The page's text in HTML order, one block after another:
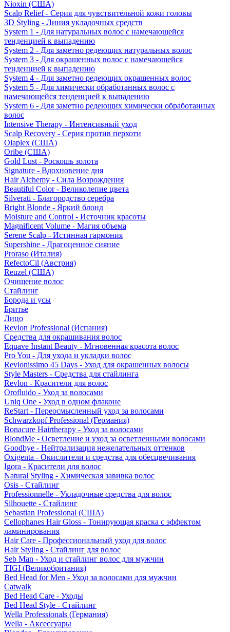
Nioxin (США)
Scalp Relief - Серия для чувствительной кожи головы
3D Styling - Линия укладочных средств
System 1 - Для натуральных волос с намечающейся
тенденцией к выпадению
System 2 - Для заметно редеющих натуральных волос
System 3 - Для окрашенных волос с намечающейся
тенденцией к выпадению
System 4 - Для заметно редеющих окрашенных волос
System 5 - Для химически обработанных волос с
намечающейся тенденцией к выпадению
System 6 - Для заметно редеющих химически обработанных
волос
Intensive Therapy - Интенсивный уход
Scalp Recovery - Серия против перхоти
Olaplex (США)
Oribe (США)
Gold Lust - Роскошь золота
Signature - Вдохновение дня
Hair Alchemy - Сила Возрождения
Beautiful Color - Великолепие цвета
Silverati - Благородство серебра
Bright Blonde - Яркий блонд
Moisture and Control - Источник красоты
Magnificent Volume - Магия объема
Serene Scalp - Истинная гармония
Supershine - Драгоценное сияние
Proraso (Италия)
RefectoCil (Австрия)
Reuzel (США)
Очищение волос
Стайлинг
Борода и усы
Бритье
Лицо
Revlon Professional (Испания)
Средства для окрашивания волос
Equave Instant Beauty - Мгновенная красота волос
Pro You - Для ухода и укладки волос
Revlonissimo 45 Days - Уход для окрашенных волосы
Style Masters - Средства для стайлинга
Revlon - Красители для волос
Orofluido - Уход за волосами
Uniq One - Уход в одном флаконе
ReStart - Переосмысленный уход за волосами
Schwarzkopf Professional (Германия)
Bonacure Hairtherapy - Уход за волосами
BlondMe - Осветление и уход за осветленными волосами
Goodbye - Нейтрализация нежелательных оттенков
Oxigenta - Окислители и средства для обесцвечивания
Igora - Красители для волос
Natural Styling - Химическая завивка волос
Osis - Стайлинг
Professionnelle - Укладочные средства для волос
Silhouette - Стайлинг
Sebastian Professional (США)
Cellophanes Hair Gloss - Тонирующая краска с эффектом
ламинирования
Hair Care - Профессиональный уход для волос
Hair Styling - Стайлинг для волос
Seb Man - Уход и стайлинг волос для мужчин
TIGI (Великобритания)
Bed Head for Men - Уход за волосами для мужчин
Catwalk
Bed Head Care - Уходы
Bed Head Style - Стайлинг
Wella Professionals (Германия)
Wella - Аксессуары